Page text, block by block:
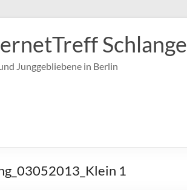
Schlange
Junggebliebene in Berlin
1